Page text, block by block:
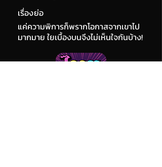
เรื่องย่อ
แค่ความพิการก็พรากโอกาสจากเขาไป
มากมาย ใยเบื้องบนจึงไม่เห็นใจกันบ้าง!